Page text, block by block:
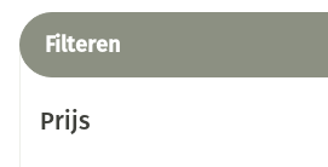
Filteren
Prijs